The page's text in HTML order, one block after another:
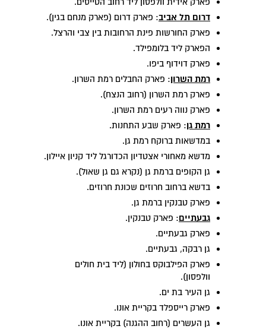
דרום תל אביב: פארק דרום (פארק מנחם בגין).
פארק החורשות פינת הרחובות בין צבי והרצל.
הפארק ליד בלומפילד.
פארק דוידוף ביפו.
רמת השרון: פארק החבלים רמת השרון.
פארק רמת השרון (רחוב הנצח).
פארק נווה רעים רמת השרון.
רמת גן: פארק שבע התחנות.
במדשאות ברוקח רמת גן.
מדשא מאחורי אצטדיון הכדורגל ליד קניון איילון.
גן הקופים ברמת גן (נקרא גם גן שאול).
בדשא ברחוב חרוזים שכונת חרוזים.
פארק טבנקין ברמת גן.
גבעתיים: פארק טבנקין.
פארק גבעתיים.
גן רבקה, גבעתיים.
פארק הפילבוקס בחולון (ליד בית חולים
וולפסון).
גן העיר בת ים.
פארק רייספלד בקריית אונו.
גן העשרים (רחוב ההגנה) בקריית אונו.